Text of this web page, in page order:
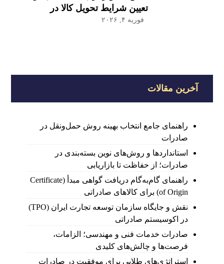
تعیین شرایط تحویل کالا در
صادرات
فوریه ۴, ۲۰۲۶
آخرین مقالات
راهنمای جامع انتخاب بهینه روش حمل‌ونقل در
صادرات
استانداردها و روش‌های نوین بسته‌بندی در
صادرات؛ از حفاظت تا بازاریابی
راهنمای گام‌به‌گام دریافت گواهی مبدأ (Certificate
of Origin) برای کالاهای صادراتی
نقش و جایگاه سازمان توسعه تجارت ایران (TPO)
در اکوسیستم صادراتی
صادرات خدمات فنی و مهندسی؛ الزامات،
فرصت‌ها و چالش‌های کلیدی
استراتژی‌های طلایی برای موفقیت در صادرات